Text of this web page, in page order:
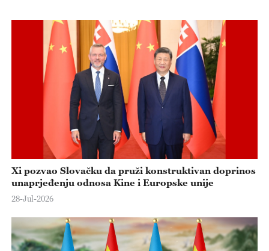
Xi pozvao Slovačku da pruži konstruktivan doprinos
unaprjeđenju odnosa Kine i Europske unije
28-Jul-2026